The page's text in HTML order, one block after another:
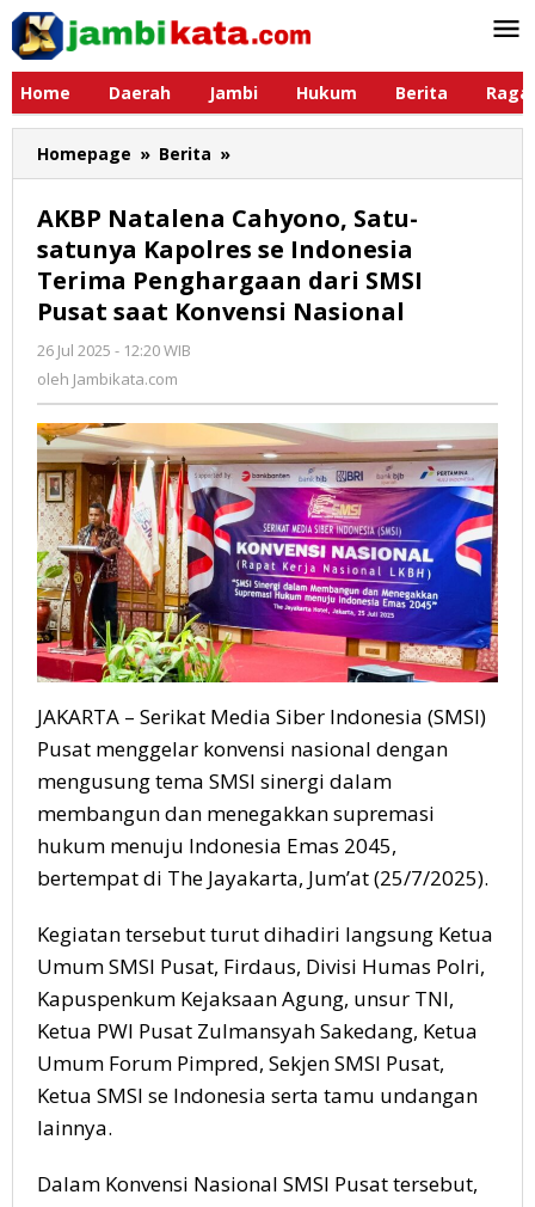
Lewati
konten
Home
Daerah Jambi Hukum Berita
Homepage » Berita »
Natalena
Cahyono,
Satu-
satunya
Kapolres
se
dari
SMSI
Pusat
saat
Konvensi
Nasional
AKBP Natalena Cahyono, Satu-
satunya Kapolres se Indonesia
Terima Penghargaan dari SMSI
Pusat saat Konvensi Nasional
26 Jul 2025 - 12:20 WIB
oleh Jambikata.com
JAKARTA – Serikat Media Siber Indonesia (SMSI)
Pusat menggelar konvensi nasional dengan
mengusung tema SMSI sinergi dalam
membangun dan menegakkan supremasi
hukum menuju Indonesia Emas 2045,
bertempat di The Jayakarta, Jum’at (25/7/2025).
Kegiatan tersebut turut dihadiri langsung Ketua
Umum SMSI Pusat, Firdaus, Divisi Humas Polri,
Kapuspenkum Kejaksaan Agung, unsur TNI,
Ketua PWI Pusat Zulmansyah Sakedang, Ketua
Umum Forum Pimpred, Sekjen SMSI Pusat,
Ketua SMSI se Indonesia serta tamu undangan
lainnya.
Dalam Konvensi Nasional SMSI Pusat tersebut,